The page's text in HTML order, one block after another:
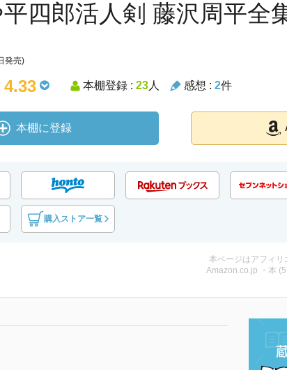
四郎活人剣 藤沢周平全
発売)
4.33 本棚登録 : 23人 感想 : 2件
本棚に登録
購入ストア一覧
本ページはアフィ
Amazon.co.jp ・本